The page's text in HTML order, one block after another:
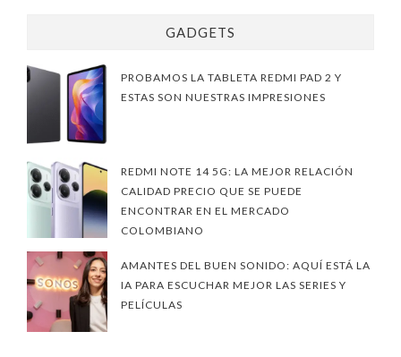
GADGETS
PROBAMOS LA TABLETA REDMI PAD 2 Y
ESTAS SON NUESTRAS IMPRESIONES
REDMI NOTE 14 5G: LA MEJOR RELACIÓN
CALIDAD PRECIO QUE SE PUEDE
ENCONTRAR EN EL MERCADO
COLOMBIANO
AMANTES DEL BUEN SONIDO: AQUÍ ESTÁ LA
IA PARA ESCUCHAR MEJOR LAS SERIES Y
PELÍCULAS